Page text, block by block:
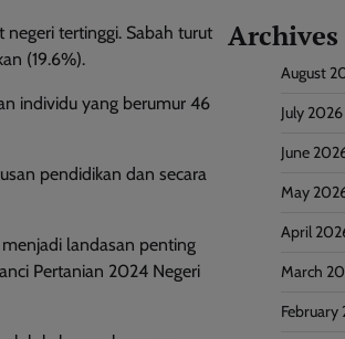
negeri tertinggi. Sabah turut
(19.6%).
individu yang berumur 46
pendidikan dan secara
landasan penting
Pertanian 2024 Negeri
Archives
August
July 2026
June
May
April
March
February